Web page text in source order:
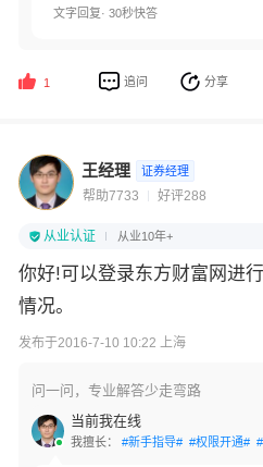
文字回复· 30秒快答
1 追问 分享
王经理 证券经理
帮助7733 好评288
从业认证 从业10年+
你好!可以登录东方财富网进
情况。
发布于2016-7-10 10:22 上海
问一问，专业解答少走弯路
当前我在线
我擅长： #新手指导# #权限开通#